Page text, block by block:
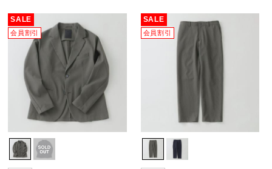
SALE
会員割引
SALE
会員割引